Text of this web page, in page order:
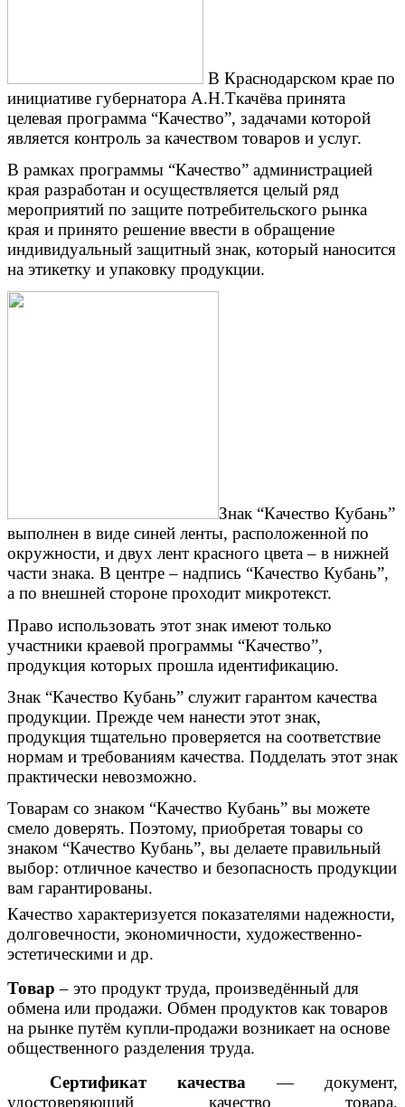
В Краснодарском крае по
инициативе губернатора А.Н.Ткачёва принята
целевая программа “Качество”, задачами которой
является контроль за качеством товаров и услуг.
В рамках программы “Качество” администрацией
края разработан и осуществляется целый ряд
мероприятий по защите потребительского рынка
края и принято решение ввести в обращение
индивидуальный защитный знак, который наносится
на этикетку и упаковку продукции.
Знак “Качество Кубань”
выполнен в виде синей ленты, расположенной по
окружности, и двух лент красного цвета – в нижней
части знака. В центре – надпись “Качество Кубань”,
а по внешней стороне проходит микротекст.
Право использовать этот знак имеют только
участники краевой программы “Качество”,
продукция которых прошла идентификацию.
Знак “Качество Кубань” служит гарантом качества
продукции. Прежде чем нанести этот знак,
продукция тщательно проверяется на соответствие
нормам и требованиям качества. Подделать этот знак
практически невозможно.
Товарам со знаком “Качество Кубань” вы можете
смело доверять. Поэтому, приобретая товары со
знаком “Качество Кубань”, вы делаете правильный
выбор: отличное качество и безопасность продукции
вам гарантированы.
Качество характеризуется показателями надежности,
долговечности, экономичности, художественно-
эстетическими и др.
Товар – это продукт труда, произведённый для
обмена или продажи. Обмен продуктов как товаров
на рынке путём купли-продажи возникает на основе
общественного разделения труда.
Сертификат качества — документ,
удостоверяющий качество товара.